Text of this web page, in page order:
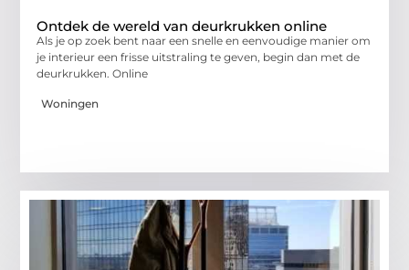
Ontdek de wereld van deurkrukken online
Als je op zoek bent naar een snelle en eenvoudige manier om
je interieur een frisse uitstraling te geven, begin dan met de
deurkrukken. Online
Woningen